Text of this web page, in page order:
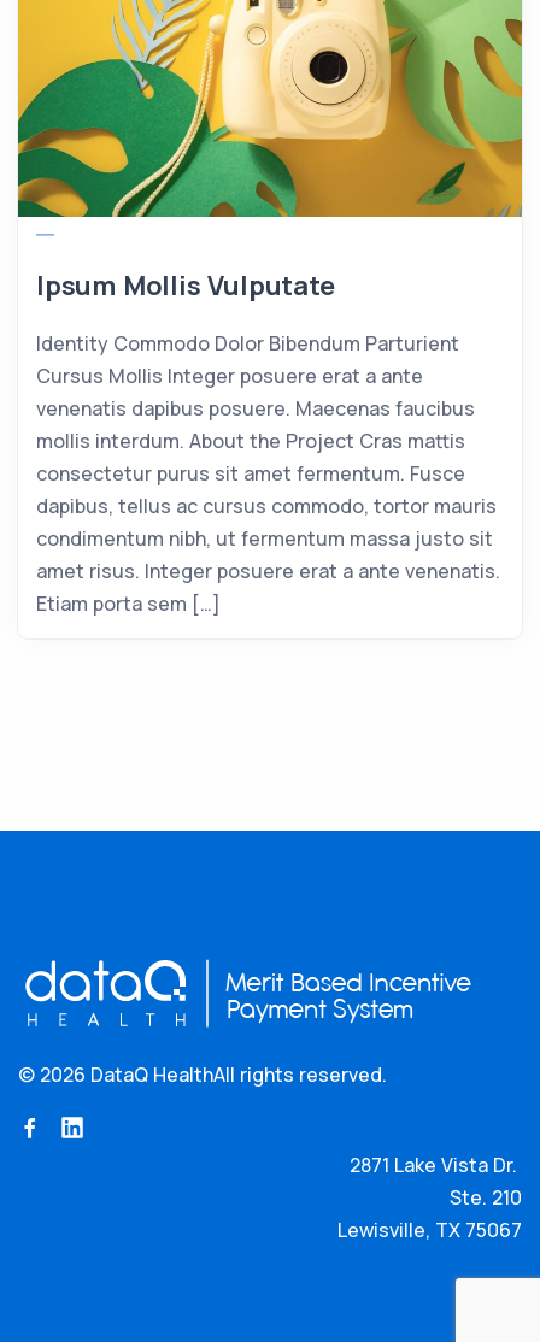
Ipsum Mollis Vulputate
Identity Commodo Dolor Bibendum Parturient
Cursus Mollis Integer posuere erat a ante
venenatis dapibus posuere. Maecenas faucibus
mollis interdum. About the Project Cras mattis
consectetur purus sit amet fermentum. Fusce
dapibus, tellus ac cursus commodo, tortor mauris
condimentum nibh, ut fermentum massa justo sit
amet risus. Integer posuere erat a ante venenatis.
Etiam porta sem […]
© 2026 DataQ HealthAll rights reserved.
2871 Lake Vista Dr.
Ste. 210
Lewisville, TX 75067